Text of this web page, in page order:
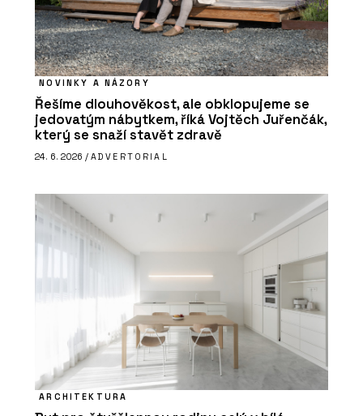
NOVINKY A NÁZORY
Řešíme dlouhověkost, ale obklopujeme se
jedovatým nábytkem, říká Vojtěch Juřenčák,
který se snaží stavět zdravě
24. 6. 2026 / ADVERTORIAL
ARCHITEKTURA